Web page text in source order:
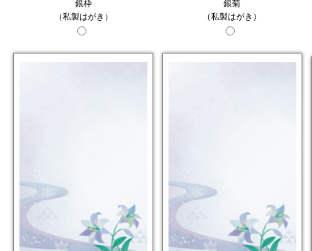
銀枠
（私製はがき）
銀菊
（私製はがき）